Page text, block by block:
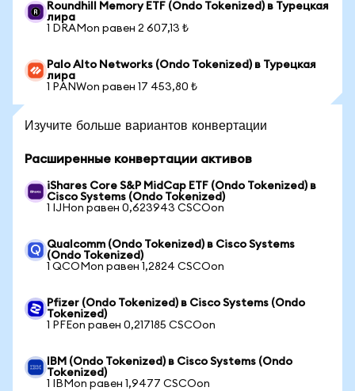
Roundhill Memory ETF (Ondo Tokenized) в Турецкая
лира
1 DRAMon равен 2 607,13 ₺
Palo Alto Networks (Ondo Tokenized) в Турецкая
лира
1 PANWon равен 17 453,80 ₺
Изучите больше вариантов конвертации
Расширенные конвертации активов
iShares Core S&P MidCap ETF (Ondo Tokenized) в
Cisco Systems (Ondo Tokenized)
1 IJHon равен 0,623943 CSCOon
Qualcomm (Ondo Tokenized) в Cisco Systems
(Ondo Tokenized)
1 QCOMon равен 1,2824 CSCOon
Pfizer (Ondo Tokenized) в Cisco Systems (Ondo
Tokenized)
1 PFEon равен 0,217185 CSCOon
IBM (Ondo Tokenized) в Cisco Systems (Ondo
Tokenized)
1 IBMon равен 1,9477 CSCOon